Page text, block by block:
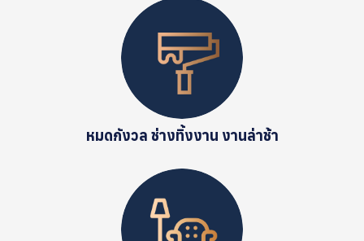
หมดกังวล ช่างทิ้งงาน งานล่าช้า